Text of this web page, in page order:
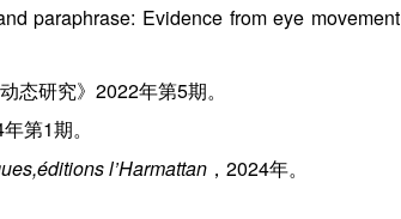
paraphrase: Evidence from eye movement
研究》2022年第5期。
第1期。
l’Harmattan ，2024年。